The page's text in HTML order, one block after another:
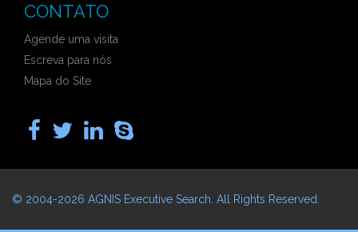
CONTATO
Agende uma visita
Escreva para nós
Mapa do Site
© 2004-2026 AGNIS Executive Search . All Rights Reserved.